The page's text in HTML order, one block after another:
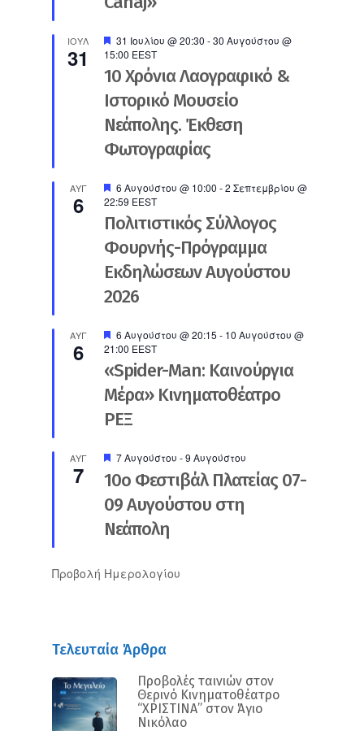
ΙΟΎΛ
31
Προτεινόμενο
31 Ιουλίου @ 20:30 -30 Αυγούστου @
15:00 EEST
10 Χρόνια Λαογραφικό &
Ιστορικό Μουσείο
Νεάπολης. Έκθεση
Φωτογραφίας
ΑΥΓ
6
Προτεινόμενο
6 Αυγούστου @ 10:00 -2 Σεπτεμβρίου @
22:59 EEST
Πολιτιστικός Σύλλογος
Φουρνής-Πρόγραμμα
Εκδηλώσεων Αυγούστου
2026
ΑΥΓ
6
Προτεινόμενο
6 Αυγούστου @ 20:15 - 10 Αυγούστου @
21:00 EEST
«Spider-Man: Καινούργια
Μέρα» Κινηματοθέατρο
ΡΕΞ
ΑΥΓ
7
Προτεινόμενο
7 Αυγούστου -9 Αυγούστου
10ο Φεστιβάλ Πλατείας 07-
09 Αυγούστου στη
Νεάπολη
Προβολή Ημερολογίου
Τελευταία Άρθρα
Προβολές ταινιών στον
Θερινό Κινηματοθέατρο
“ΧΡΙΣΤΙΝΑ” στον Άγιο
Νικόλαο